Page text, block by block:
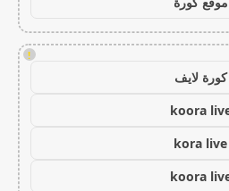
!
كورة لايف
koora
kora live
koora